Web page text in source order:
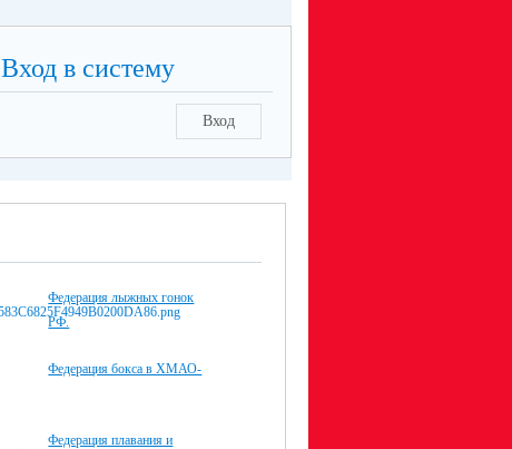
Вход в систему
Вход
Федерация лыжных гонок
РФ.
Федерация бокса в ХМАО-
Федерация плавания и